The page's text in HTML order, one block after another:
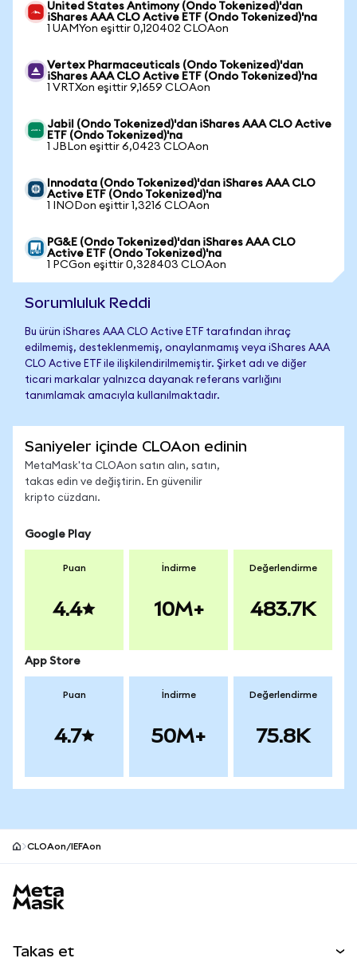
United States Antimony (Ondo Tokenized)'dan
iShares AAA CLO Active ETF (Ondo Tokenized)'na
1 UAMYon eşittir 0,120402 CLOAon
Vertex Pharmaceuticals (Ondo Tokenized)'dan
iShares AAA CLO Active ETF (Ondo Tokenized)'na
1 VRTXon eşittir 9,1659 CLOAon
Jabil (Ondo Tokenized)'dan iShares AAA CLO Active
ETF (Ondo Tokenized)'na
1 JBLon eşittir 6,0423 CLOAon
Innodata (Ondo Tokenized)'dan iShares AAA CLO
Active ETF (Ondo Tokenized)'na
1 INODon eşittir 1,3216 CLOAon
PG&E (Ondo Tokenized)'dan iShares AAA CLO
Active ETF (Ondo Tokenized)'na
1 PCGon eşittir 0,328403 CLOAon
Sorumluluk Reddi
Bu ürün iShares AAA CLO Active ETF tarafından ihraç
edilmemiş, desteklenmemiş, onaylanmamış veya iShares AAA
CLO Active ETF ile ilişkilendirilmemiştir. Şirket adı ve diğer
ticari markalar yalnızca dayanak referans varlığını
tanımlamak amacıyla kullanılmaktadır.
Saniyeler içinde CLOAon edinin
MetaMask'ta CLOAon satın alın, satın,
takas edin ve değiştirin. En güvenilir
kripto cüzdanı.
Google Play
Puan
4.4
İndirme
10M+
Değerlendirme
483.7K
App Store
Puan
4.7
İndirme
50M+
Değerlendirme
75.8K
CLOAon/IEFAon
Takas et